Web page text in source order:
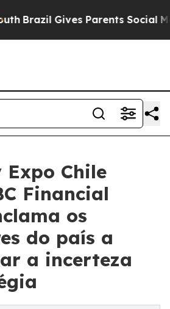
Gives Parents Social Media
Expo Chile
Financial
os
do país a
a incerteza